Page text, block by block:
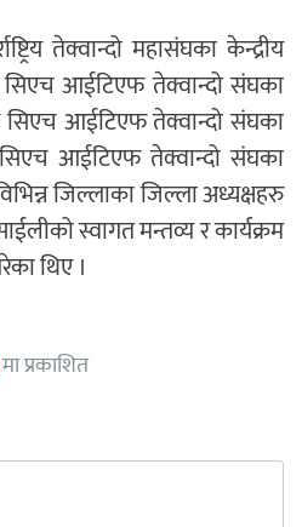
तेक्वान्दो महासंघका केन्द्रीय
सिएच आईटिएफ तेक्वान्दो संघका
आईटिएफ तेक्वान्दो संघका
आईटिएफ तेक्वान्दो संघका
जिल्लाका जिल्ला अध्यक्षहरु
स्वागत मन्तव्य र कार्यक्रम
थिए ।
मा प्रकाशित